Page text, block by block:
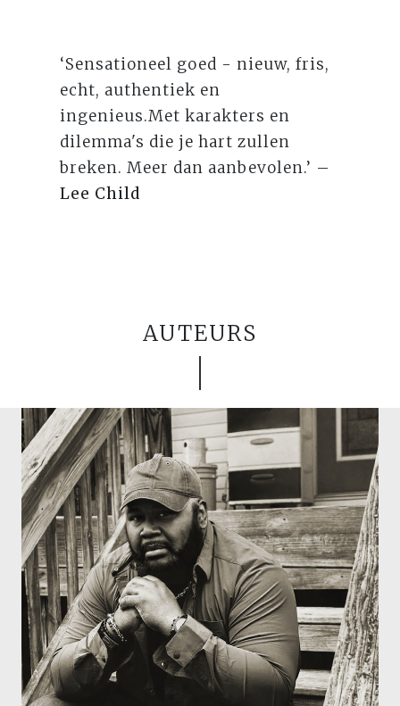
‘Sensationeel goed - nieuw, fris,
echt, authentiek en
ingenieus.Met karakters en
dilemma's die je hart zullen
breken. Meer dan aanbevolen.’ –
Lee Child
AUTEURS